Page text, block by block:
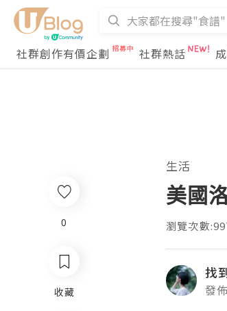
社群創作有價企劃
社群熱話
生活
美國
瀏覽次數
找
發
0
收藏